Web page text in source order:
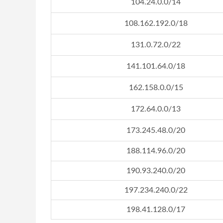
104.24.0.0/14
108.162.192.0/18
131.0.72.0/22
141.101.64.0/18
162.158.0.0/15
172.64.0.0/13
173.245.48.0/20
188.114.96.0/20
190.93.240.0/20
197.234.240.0/22
198.41.128.0/17